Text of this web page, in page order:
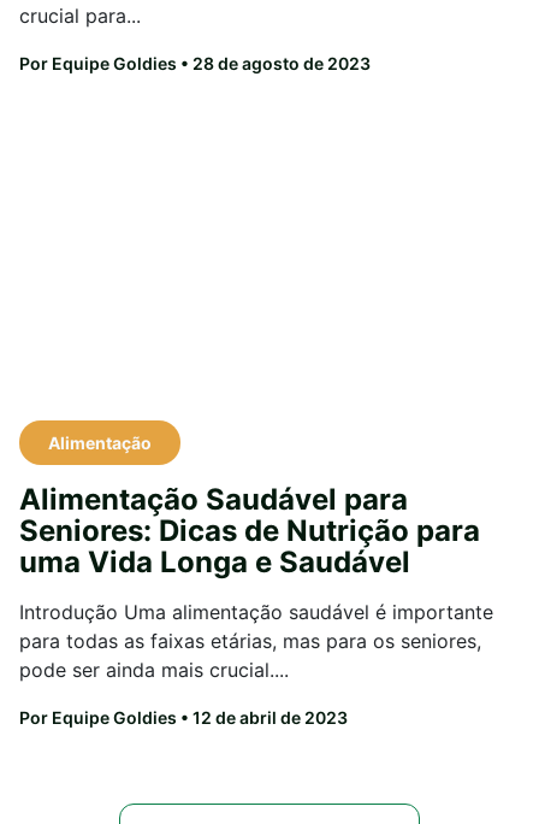
crucial para...
Por Equipe Goldies • 28 de agosto de 2023
Alimentação
Alimentação Saudável para
Seniores: Dicas de Nutrição para
uma Vida Longa e Saudável
Introdução Uma alimentação saudável é importante
para todas as faixas etárias, mas para os seniores,
pode ser ainda mais crucial....
Por Equipe Goldies • 12 de abril de 2023